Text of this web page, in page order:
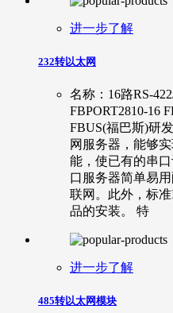
进一步了解
232转以太网
名称：16路RS-
FBPORT2810-16
FBUS(福巴斯)研
网服务器，能够实
能，使已有的串口
口服务器简单易
联网。此外，标
品的安装。 特
进一步了解
485转以太网模块